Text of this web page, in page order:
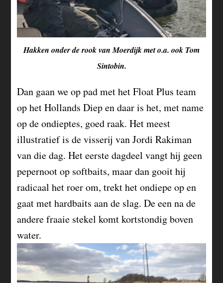
Hakken onder de rook van Moerdijk met o.a. ook Tom
Sintobin.
Dan gaan we op pad met het Float Plus team
op het Hollands Diep en daar is het, met name
op de ondieptes, goed raak. Het meest
illustratief is de visserij van Jordi Rakiman
van die dag. Het eerste dagdeel vangt hij geen
pepernoot op softbaits, maar dan gooit hij
radicaal het roer om, trekt het ondiepe op en
gaat met hardbaits aan de slag. De een na de
andere fraaie stekel komt kortstondig boven
water.